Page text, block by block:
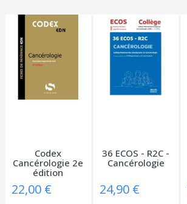
Codex
Cancérologie 2e
édition
22,00 €
36 ECOS - R2C -
Cancérologie
24,90 €